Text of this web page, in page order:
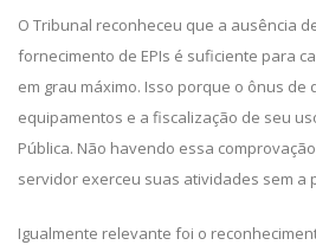
O Tribunal reconheceu que a ausência
fornecimento de EPIs é suficiente para
em grau máximo. Isso porque o ônus
equipamentos e a fiscalização de seu
Pública. Não havendo essa
servidor exerceu suas atividades sem a
Igualmente relevante foi o